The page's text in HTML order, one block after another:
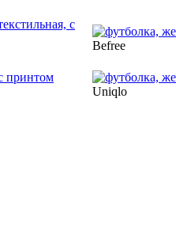
Befree
Uniqlo